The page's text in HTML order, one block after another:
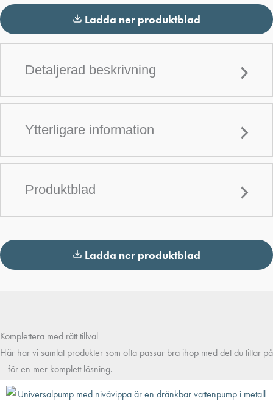
Ladda ner produktblad
Detaljerad beskrivning
Ytterligare information
Produktblad
Ladda ner produktblad
Komplettera med rätt tillval
Här har vi samlat produkter som ofta passar bra ihop med det du tittar på
– för en mer komplett lösning.